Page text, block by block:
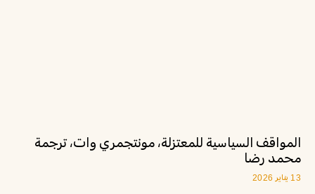
المواقف السياسية للمعتزلة، مونتجمري وات، ترجمة
محمد رضا
13 يناير 2026